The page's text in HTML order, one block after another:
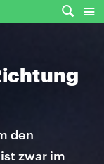
den
zwar im